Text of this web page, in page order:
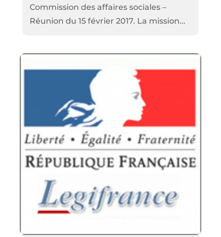
Commission des affaires sociales –
Réunion du 15 février 2017. La mission...